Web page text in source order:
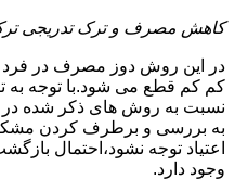
کاهش مصرف و ترک تدریجی ترک
در این روش دوز مصرف در فرد
کم کم قطع می شود.با توجه به
نسبت به روش های ذکر شده در
به بررسی و برطرف کردن
اعتیاد توجه نشود،احتمال
وجود دارد.